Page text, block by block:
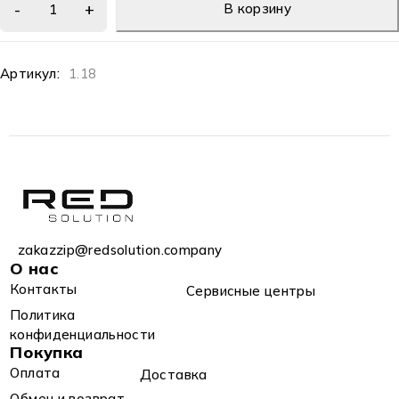
В корзину
Артикул: 1.18
zakazzip@redsolution.company
О нас
Контакты
Сервисные центры
Политика
конфиденциальности
Покупка
Оплата
Доставка